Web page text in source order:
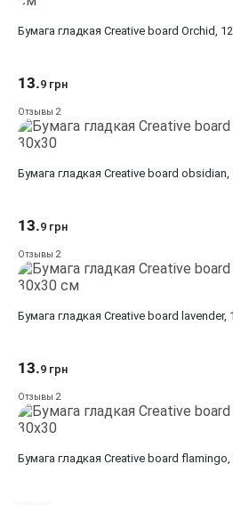
Бумага гладкая Creative board Orchid,
13.9 грн
Отзывы 2
Бумага гладкая Creative board obsidian,
13.9 грн
Отзывы 2
Бумага гладкая Creative board lavender,
13.9 грн
Отзывы 2
Бумага гладкая Creative board flamingo,